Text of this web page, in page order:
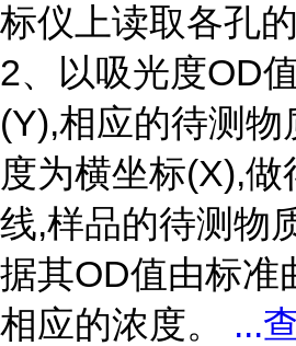
标仪上读取各孔
2、以吸光度OD
(Y),相应的待测物
度为横坐标(X),做
线,样品的待测物
据其OD值由标准
相应的浓度。 ...